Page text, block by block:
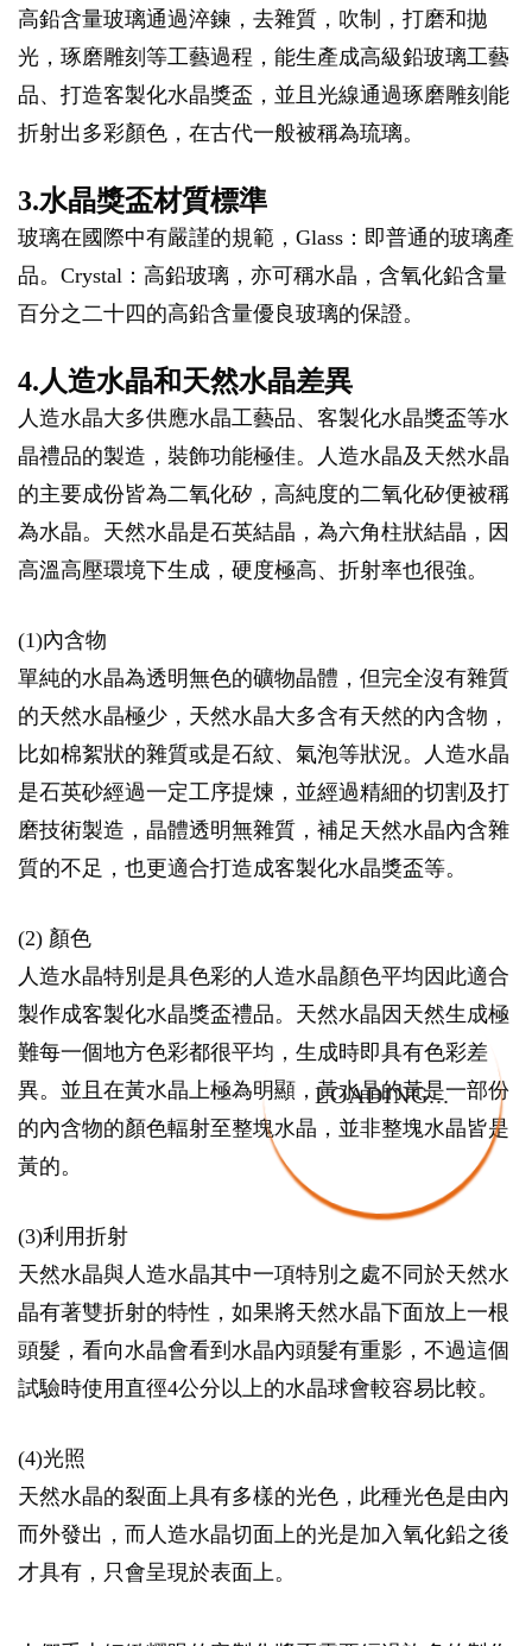
LOADING...
高鉛含量玻璃通過淬鍊，去雜質，吹制，打磨和拋
光，琢磨雕刻等工藝過程，能生產成高級鉛玻璃工藝
品、打造客製化水晶獎盃，並且光線通過琢磨雕刻能
折射出多彩顏色，在古代一般被稱為琉璃。
3.水晶獎盃材質標準
玻璃在國際中有嚴謹的規範，Glass：即普通的玻璃產
品。Crystal：高鉛玻璃，亦可稱水晶，含氧化鉛含量
百分之二十四的高鉛含量優良玻璃的保證。
4.人造水晶和天然水晶差異
人造水晶大多供應水晶工藝品、客製化水晶獎盃等水
晶禮品的製造，裝飾功能極佳。人造水晶及天然水晶
的主要成份皆為二氧化矽，高純度的二氧化矽便被稱
為水晶。天然水晶是石英結晶，為六角柱狀結晶，因
高溫高壓環境下生成，硬度極高、折射率也很強。
(1)內含物
單純的水晶為透明無色的礦物晶體，但完全沒有雜質
的天然水晶極少，天然水晶大多含有天然的內含物，
比如棉絮狀的雜質或是石紋、氣泡等狀況。人造水晶
是石英砂經過一定工序提煉，並經過精細的切割及打
磨技術製造，晶體透明無雜質，補足天然水晶內含雜
質的不足，也更適合打造成客製化水晶獎盃等。
(2) 顏色
人造水晶特別是具色彩的人造水晶顏色平均因此適合
製作成客製化水晶獎盃禮品。天然水晶因天然生成極
難每一個地方色彩都很平均，生成時即具有色彩差
異。並且在黃水晶上極為明顯，黃水晶的黃是一部份
的內含物的顏色輻射至整塊水晶，並非整塊水晶皆是
黃的。
(3)利用折射
天然水晶與人造水晶其中一項特別之處不同於天然水
晶有著雙折射的特性，如果將天然水晶下面放上一根
頭髮，看向水晶會看到水晶內頭髮有重影，不過這個
試驗時使用直徑4公分以上的水晶球會較容易比較。
(4)光照
天然水晶的裂面上具有多樣的光色，此種光色是由內
而外發出，而人造水晶切面上的光是加入氧化鉛之後
才具有，只會呈現於表面上。